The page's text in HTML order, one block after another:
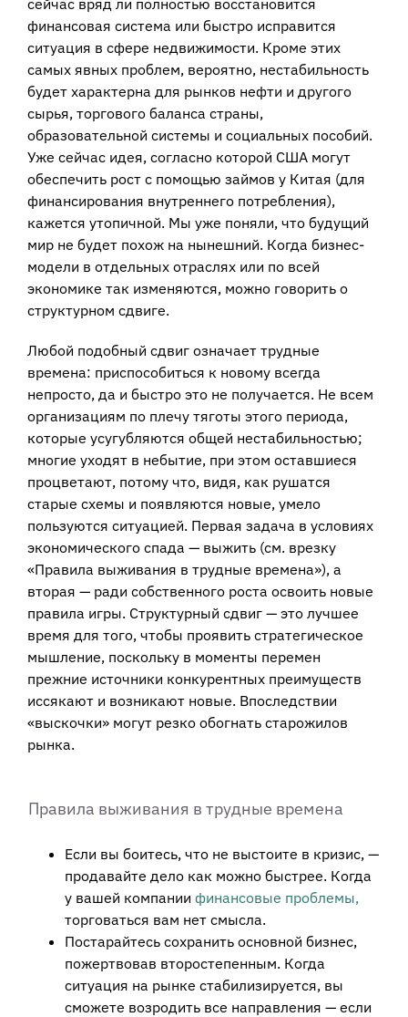
сейчас вряд ли полностью восстановится
финансовая система или быстро исправится
ситуация в сфере недвижимости. Кроме этих
самых явных проблем, вероятно, нестабильность
будет характерна для рынков нефти и другого
сырья, торгового баланса страны,
образовательной системы и социальных пособий.
Уже сейчас идея, согласно которой США могут
обеспечить рост с помощью займов у Китая (для
финансирования внутреннего потребления),
кажется утопичной. Мы уже поняли, что будущий
мир не будет похож на нынешний. Когда бизнес-
модели в отдельных отраслях или по всей
экономике так изменяются, можно говорить о
структурном сдвиге.
Любой подобный сдвиг означает трудные
времена: приспособиться к новому всегда
непросто, да и быстро это не получается. Не всем
организациям по плечу тяготы этого периода,
которые усугубляются общей нестабильностью;
многие уходят в небытие, при этом оставшиеся
процветают, потому что, видя, как рушатся
старые схемы и появляются новые, умело
пользуются ситуацией. Первая задача в условиях
экономического спада — выжить (см. врезку
«Правила выживания в трудные времена»), а
вторая — ради собственного роста освоить новые
правила игры. Структурный сдвиг — это лучшее
время для того, чтобы проявить стратегическое
мышление, поскольку в моменты перемен
прежние источники конкурентных преимуществ
иссякают и возникают новые. Впоследствии
«выскочки» могут резко обогнать старожилов
рынка.
Правила выживания в трудные времена
Если вы боитесь, что не выстоите в кризис, —
продавайте дело как можно быстрее. Когда
у вашей компании финансовые проблемы,
торговаться вам нет смысла.
Постарайтесь сохранить основной бизнес,
пожертвовав второстепенным. Когда
ситуация на рынке стабилизируется, вы
сможете возродить все направления — если